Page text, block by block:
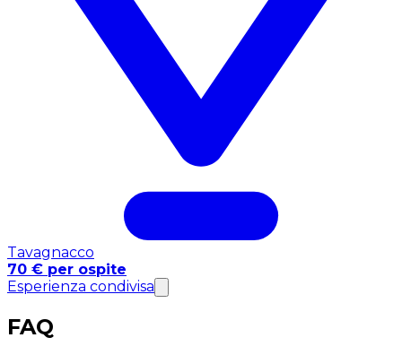
Tavagnacco
70 € per ospite
Esperienza condivisa
FAQ